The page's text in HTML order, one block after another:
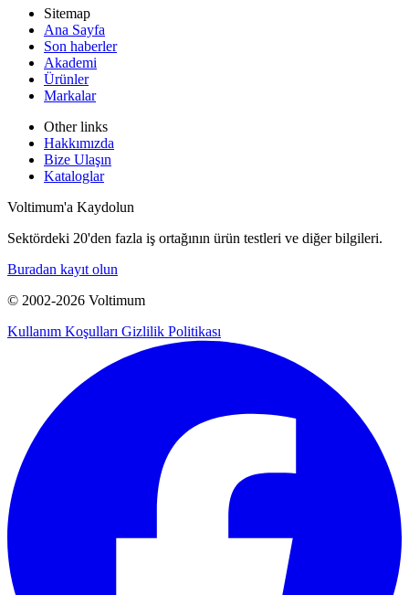
Sitemap
Ana Sayfa
Son haberler
Akademi
Ürünler
Markalar
Other links
Hakkımızda
Bize Ulaşın
Kataloglar
Voltimum'a Kaydolun
Sektördeki 20'den fazla iş ortağının ürün testleri ve diğer bilgileri.
Buradan kayıt olun
© 2002-2026 Voltimum
Kullanım Koşulları Gizlilik Politikası